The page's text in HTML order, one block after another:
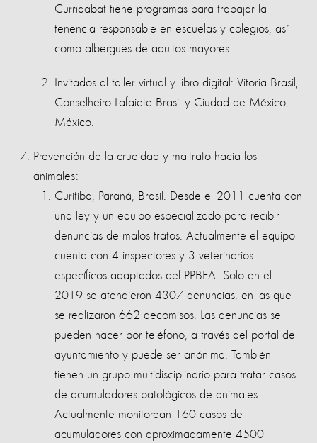
Curridabat tiene programas para trabajar la
tenencia responsable en escuelas y colegios, así
como albergues de adultos mayores.
Invitados al taller virtual y libro digital: Vitoria Brasil,
Conselheiro Lafaiete Brasil y Ciudad de México,
México.
Prevención de la crueldad y maltrato hacia los
animales:
Curitiba, Paraná, Brasil. Desde el 2011 cuenta con
una ley y un equipo especializado para recibir
denuncias de malos tratos. Actualmente el equipo
cuenta con 4 inspectores y 3 veterinarios
específicos adaptados del PPBEA. Solo en el
2019 se atendieron 4307 denuncias, en las que
se realizaron 662 decomisos. Las denuncias se
pueden hacer por teléfono, a través del portal del
ayuntamiento y puede ser anónima. También
tienen un grupo multidisciplinario para tratar casos
de acumuladores patológicos de animales.
Actualmente monitorean 160 casos de
acumuladores con aproximadamente 4500